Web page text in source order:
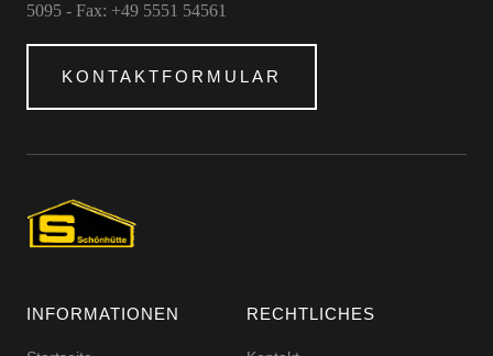
5095 - Fax: +49 5551 54561
KONTAKTFORMULAR
INFORMATIONEN RECHTLICHES